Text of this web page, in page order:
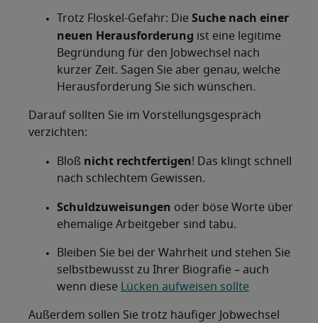
Trotz Floskel-Gefahr: Die Suche nach einer
neuen Herausforderung ist eine legitime
Begründung für den Jobwechsel nach
kurzer Zeit. Sagen Sie aber genau, welche
Herausforderung Sie sich wünschen.
Darauf sollten Sie im Vorstellungsgespräch
verzichten:
Bloß nicht rechtfertigen! Das klingt schnell
nach schlechtem Gewissen.
Schuldzuweisungen oder böse Worte über
ehemalige Arbeitgeber sind tabu.
Bleiben Sie bei der Wahrheit und stehen Sie
selbstbewusst zu Ihrer Biografie – auch
wenn diese
Lücken aufweisen sollte
Außerdem sollen Sie trotz häufiger Jobwechsel